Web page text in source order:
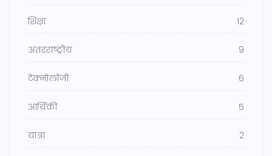
शिक्षा 12
अंतरराष्ट्रीय 9
टेक्नोलॉजी 6
आर्थिकी 5
यात्रा 2